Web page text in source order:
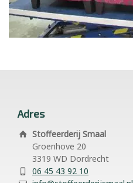
Adres
Stoffeerderij Smaal
Groenhove 20
3319 WD Dordrecht
06 45 43 92 10